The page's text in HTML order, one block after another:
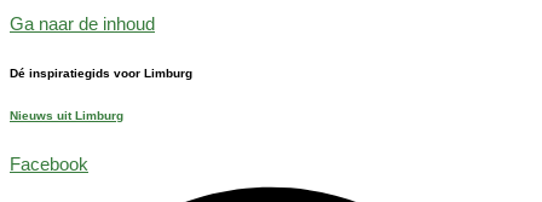
Ga naar de inhoud
Dé inspiratiegids voor Limburg
Nieuws uit Limburg
Facebook